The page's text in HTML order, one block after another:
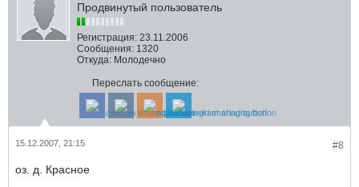
Продвинутый пользователь
Регистрация: 23.11.2006
Сообщения: 1320
Откуда: Молодечно
Переслать сообщение:
#8
15.12.2007, 21:15
оз. д. Красное